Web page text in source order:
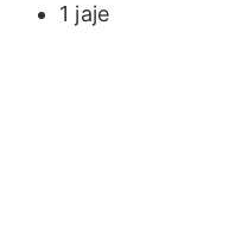
1 jaje